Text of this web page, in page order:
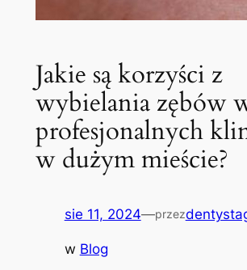
Jakie są korzyści z
wybielania zębów
profesjonalnych
w dużym mieście?
sie 11, 2024—przez
w Blog